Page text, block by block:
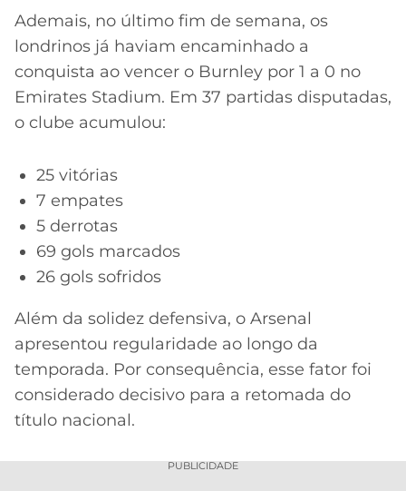
Ademais, no último fim de semana, os
londrinos já haviam encaminhado a
conquista ao vencer o Burnley por 1 a 0 no
Emirates Stadium. Em 37 partidas disputadas,
o clube acumulou:
25 vitórias
7 empates
5 derrotas
69 gols marcados
26 gols sofridos
Além da solidez defensiva, o Arsenal
apresentou regularidade ao longo da
temporada. Por consequência, esse fator foi
considerado decisivo para a retomada do
título nacional.
PUBLICIDADE